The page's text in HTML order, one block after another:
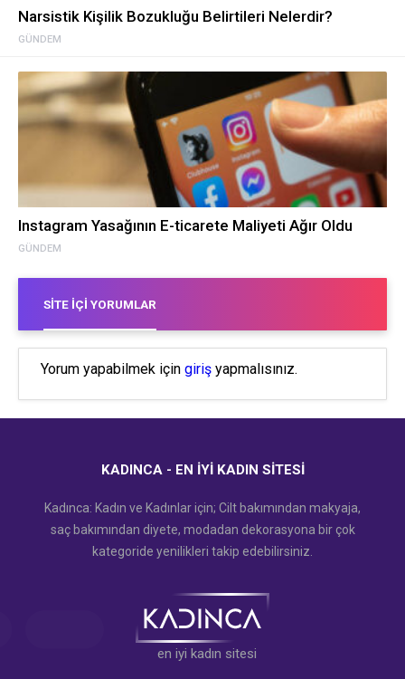
GÜNDEM
Narsistik Kişilik Bozukluğu Belirtileri Nelerdir?
GÜNDEM
Instagram Yasağının E-ticarete Maliyeti Ağır Oldu
SITE İÇI YORUMLAR
Yorum yapabilmek için giriş yapmalısınız.
KADINCA - EN İYI KADIN SITESI
Kadınca: Kadın ve Kadınlar için; Cilt bakımından makyaja,
saç bakımından diyete, modadan dekorasyona bir çok
kategoride yenilikleri takip edebilirsiniz.
en iyi kadın sitesi